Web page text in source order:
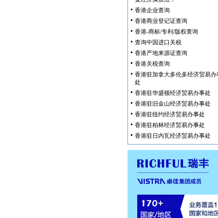
香港企业查询
香港商业登记证查询
香港-商标/专利/版权查询
查询中国进口关税
香港产地来源证查询
香港关税查询
香港驻加拿大多伦多经济贸易办
处
香港驻华盛顿经济贸易办事处
香港驻旧金山经济贸易办事处
香港驻纽约经济贸易办事处
香港驻柏林经济贸易办事处
香港驻日内瓦经济贸易办事处